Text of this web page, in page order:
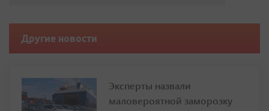
Другие новости
Эксперты назвали
маловероятной заморозку